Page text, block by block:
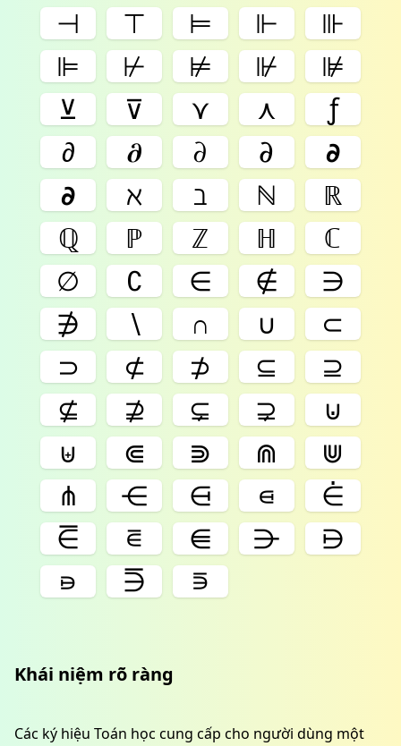
⊣
⊤ ⊨ ⊩
⊪
⊫
⊬ ⊭ ⊮
⊯
⊻
⊽ ⋎ ⋏
ƒ
∂
𝛛 𝜕 𝝏
𝞉
𝟃
ℵ ℶ ℕ
ℝ
ℚ
ℙ ℤ ℍ
ℂ
∅
∁ ∈ ∉
∋
∌
∖ ∩ ∪
⊂
⊃
⊄ ⊅ ⊆
⊇
⊈
⊉ ⊊ ⊋
⊍
⊎
⋐ ⋑ ⋒
⋓
⋔
⋲ ⋳ ⋴
⋵
⋶
⋷ ⋹ ⋺
⋻
⋼
⋽ ⋾
Khái niệm rõ ràng
Các ký hiệu Toán học cung cấp cho người dùng một